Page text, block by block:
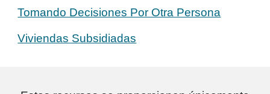
Tomando Decisiones Por Otra Persona
Viviendas Subsidiadas